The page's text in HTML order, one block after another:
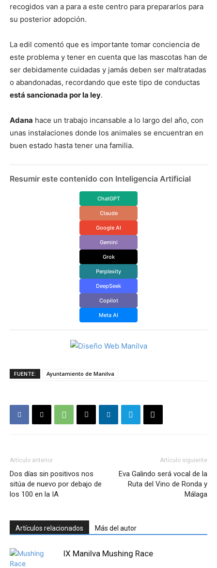
recogidos van a para a este centro para prepararlos para
su posterior adopción.
La edil comentó que es importante tomar conciencia de
este problema y tener en cuenta que las mascotas han de
ser debidamente cuidadas y jamás deben ser maltratadas
o abandonadas, recordando que este tipo de conductas
está sancionada por la ley.
Adana hace un trabajo incansable a lo largo del año, con
unas instalaciones donde los animales se encuentran en
buen estado hasta tener una familia.
Resumir este contenido con Inteligencia Artificial
ChatGPT
Claude
Google AI
Gemini
Grok
Perplexity
DeepSeek
Copilot
Meta AI
FUENTE: Ayuntamiento de Manilva
Artículo anterior
Dos días sin positivos nos
sitúa de nuevo por debajo de
los 100 en la IA
Artículo siguiente
Eva Galindo será vocal de la
Ruta del Vino de Ronda y
Málaga
Artículos relacionados Más del autor
IX Manilva Mushing Race